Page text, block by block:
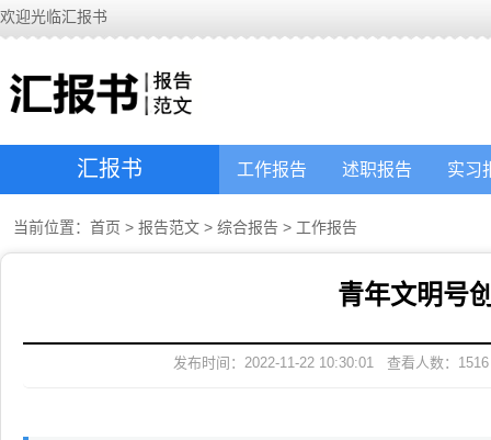
欢迎光临汇报书
汇报书 工作报告 述职报告 实习
当前位置： 首页 > 报告范文 > 综合报告 > 工作报告
青年文明号
发布时间：2022-11-22 10:30:01 查看人数： 1516